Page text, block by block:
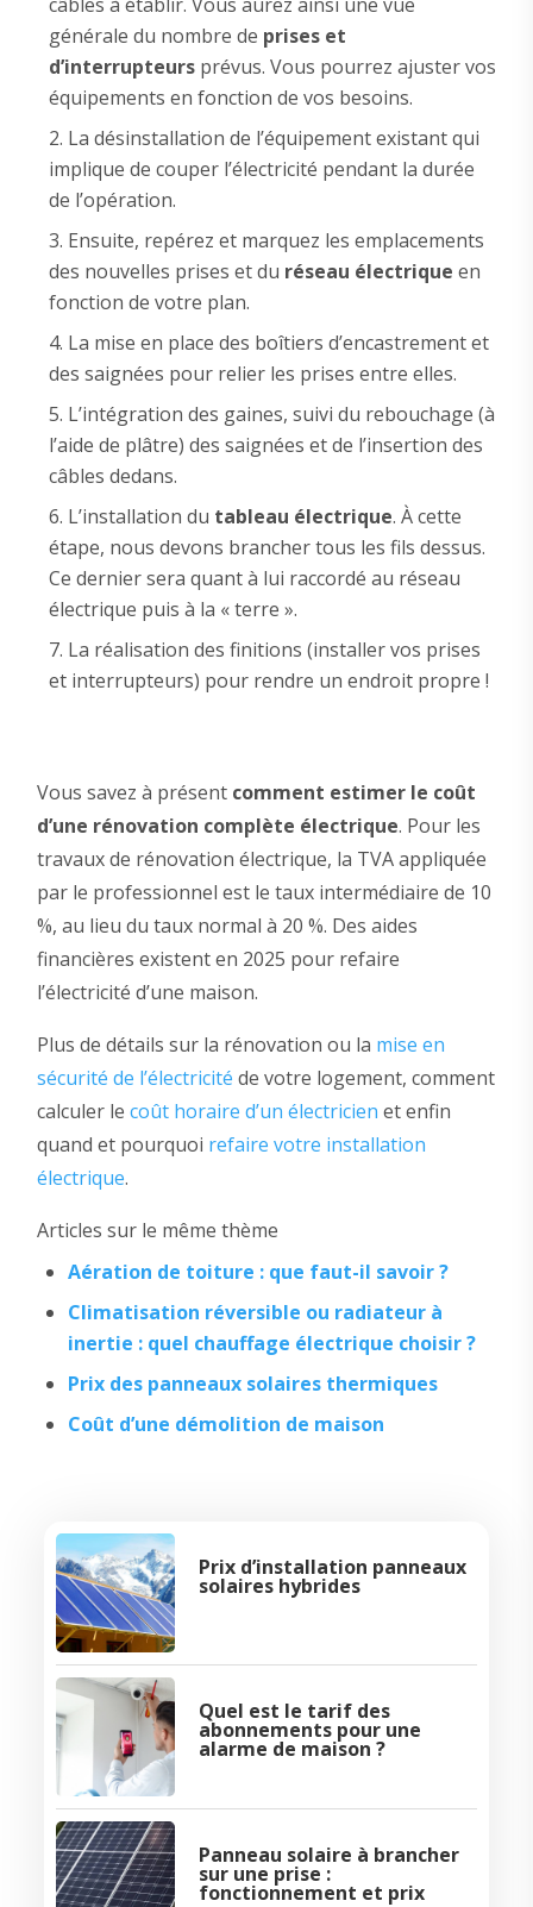
générale du nombre de prises et
d’interrupteursprévus. Vous pourrez ajuster vos
équipements en fonction de vos besoins.
La désinstallation de l’équipement existant qui
implique de couper l’électricité pendant la durée
de l’opération.
Ensuite, repérez et marquez les emplacements
des nouvelles prises et du réseau électrique en
fonction de votre plan.
La mise en place des boîtiers d’encastrement et
des saignées pour relier les prises entre elles.
L’intégration des gaines, suivi du rebouchage (à
l’aide de plâtre) des saignées et de l’insertion des
câbles dedans.
L’installation du tableau électrique. À cette
étape, nous devons brancher tous les fils dessus.
Ce dernier sera quant à lui raccordé au réseau
électrique puis à la « terre ».
La réalisation des finitions (installer vos prises
et interrupteurs) pour rendre un endroit propre !
Vous savez à présent comment estimer le coût
d’une rénovation complète électrique. Pour les
travaux de rénovation électrique, la TVA appliquée
par le professionnel est le taux intermédiaire de 10
%, au lieu du taux normal à 20 %. Des aides
financières existent en 2025 pour refaire
l’électricité d’une maison.
Plus de détails sur la rénovation ou la mise en
sécurité de l’électricité de votre logement, comment
calculer le coût horaire d’un électricien et enfin
quand et pourquoi refaire votre installation
électrique.
Articles sur le même thème
Aération de toiture : que faut-il savoir ?
Climatisation réversible ou radiateur à
inertie : quel chauffage électrique choisir ?
Prix des panneaux solaires thermiques
Coût d’une démolition de maison
Prix d’installation panneaux
solaires hybrides
Quel est le tarif des
abonnements pour une
alarme de maison ?
Panneau solaire à brancher
sur une prise :
fonctionnement et prix